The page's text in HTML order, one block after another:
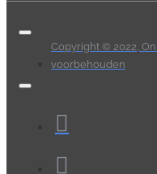
Copyright © 2022,
voorbehouden